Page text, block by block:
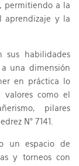
permitiendo a la
aprendizaje y la
sus habilidades
una dimensión
en práctica lo
como el
pilares
N° 7141.
un espacio de
y torneos con